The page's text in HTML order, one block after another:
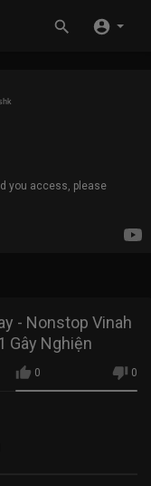
- Nonstop Vinah
Gây Nghiện
0 0